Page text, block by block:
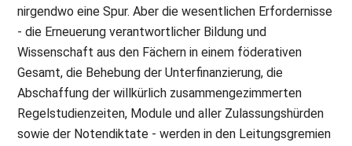
nirgendwo eine Spur. Aber die wesentlichen Erfordernisse
- die Erneuerung verantwortlicher Bildung und
Wissenschaft aus den Fächern in einem föderativen
Gesamt, die Behebung der Unterfinanzierung, die
Abschaffung der willkürlich zusammengezimmerten
Regelstudienzeiten, Module und aller Zulassungshürden
sowie der Notendiktate - werden in den Leitungsgremien